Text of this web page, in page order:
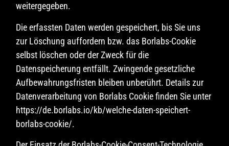
weitergegeben.
Die erfassten Daten werden gespeichert, bis Sie uns
zur Löschung auffordern bzw. das Borlabs-Cookie
selbst löschen oder der Zweck für die
Datenspeicherung entfällt. Zwingende gesetzliche
Aufbewahrungsfristen bleiben unberührt. Details zur
Datenverarbeitung von Borlabs Cookie finden Sie unter
https://de.borlabs.io/kb/welche-daten-speichert-
borlabs-cookie/.